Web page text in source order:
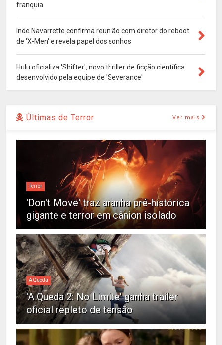
franquia
Inde Navarrette confirma reunião com diretor do reboot
de 'X-Men' e revela papel dos sonhos
Hulu oficializa 'Shifter', novo thriller de ficção científica
desenvolvido pela equipe de 'Severance'
Últimas de Terror Ver mais
Terror
'Don't Move' traz aranha pré-histórica
gigante e terror em cânion isolado
A Queda
'A Queda 2: No Limite' ganha trailer
oficial repleto de tensão